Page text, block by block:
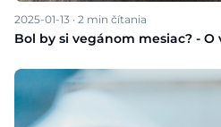
2025-01-13 · 2 min čítania
Bol by si vegánom mesiac? - O